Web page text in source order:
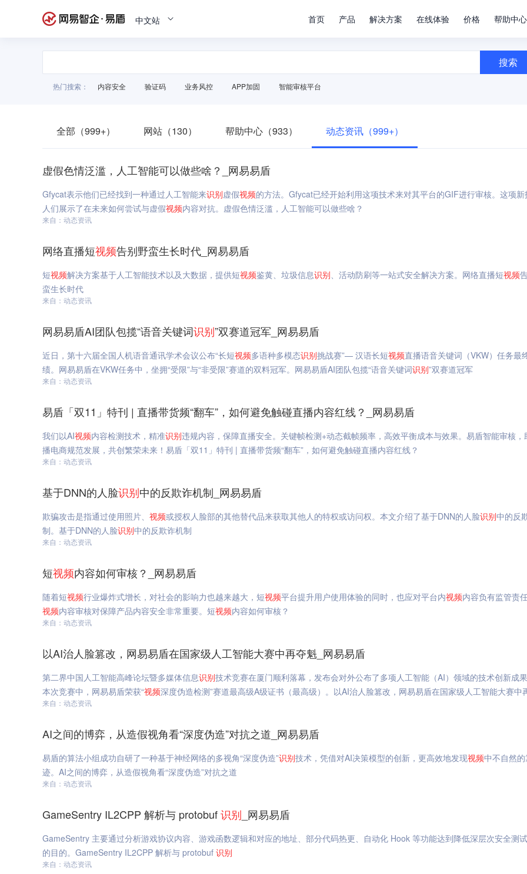
中文站 首页 产品 解决方案 在线体验 价格 帮助中心
搜索
热门搜索： 内容安全 验证码 业务风控 APP加固 智能审核平台
全部（999+） 网站（130） 帮助中心（933） 动态资讯（999+）
虚假色情泛滥，人工智能可以做些啥？_网易易盾
Gfycat表示他们已经找到一种通过人工智能来识别虚假视频的方法。Gfycat已经开始利用这项技术来对其平台的GIF进行审核。这项新
人们展示了在未来如何尝试与虚假视频内容对抗。虚假色情泛滥，人工智能可以做些啥？
来自：动态资讯
网络直播短视频告别野蛮生长时代_网易易盾
短视频解决方案基于人工智能技术以及大数据，提供短视频鉴黄、垃圾信息识别、活动防刷等一站式安全解决方案。网络直播短视频
蛮生长时代
来自：动态资讯
网易易盾AI团队包揽“语音关键词识别”双赛道冠军_网易易盾
近日，第十六届全国人机语音通讯学术会议公布“长短视频多语种多模态识别挑战赛”— 汉语长短视频直播语音关键词（VKW）任务最
绩。网易易盾在VKW任务中，坐拥“受限”与“非受限”赛道的双料冠军。网易易盾AI团队包揽“语音关键词识别”双赛道冠军
来自：动态资讯
易盾「双11」特刊 | 直播带货频“翻车”，如何避免触碰直播内容红线？_网易易盾
我们以AI视频内容检测技术，精准识别违规内容，保障直播安全。关键帧检测+动态截帧频率，高效平衡成本与效果。易盾智能审核，
播电商规范发展，共创繁荣未来！易盾「双11」特刊 | 直播带货频“翻车”，如何避免触碰直播内容红线？
来自：动态资讯
基于DNN的人脸识别中的反欺诈机制_网易易盾
欺骗攻击是指通过使用照片、 视频或授权人脸部的其他替代品来获取其他人的特权或访问权。本文介绍了基于DNN的人脸识别中的反
制。基于DNN的人脸识别中的反欺诈机制
来自：动态资讯
短视频内容如何审核？_网易易盾
随着短视频行业爆炸式增长，对社会的影响力也越来越大，短视频平台提升用户使用体验的同时，也应对平台内视频内容负有监管责
视频内容审核对保障产品内容安全非常重要。短视频内容如何审核？
来自：动态资讯
以AI治人脸篡改，网易易盾在国家级人工智能大赛中再夺魁_网易易盾
第二界中国人工智能高峰论坛暨多媒体信息识别技术竞赛在厦门顺利落幕，发布会对外公布了多项人工智能（AI）领域的技术创新成
本次竞赛中，网易易盾荣获“视频深度伪造检测”赛道最高级A级证书（最高级）。以AI治人脸篡改，网易易盾在国家级人工智能大赛中
来自：动态资讯
AI之间的博弈，从造假视角看“深度伪造”对抗之道_网易易盾
易盾的算法小组成功自研了一种基于神经网络的多视角“深度伪造”识别技术，凭借对AI决策模型的创新，更高效地发现视频中不自然
迹。AI之间的博弈，从造假视角看“深度伪造”对抗之道
来自：动态资讯
GameSentry IL2CPP 解析与 protobuf识别 _网易易盾
GameSentry 主要通过分析游戏协议内容、游戏函数逻辑和对应的地址、部分代码热更、自动化 Hook 等功能达到降低深层次安全测
的目的。GameSentry IL2CPP 解析与 protobuf 识别
来自：动态资讯